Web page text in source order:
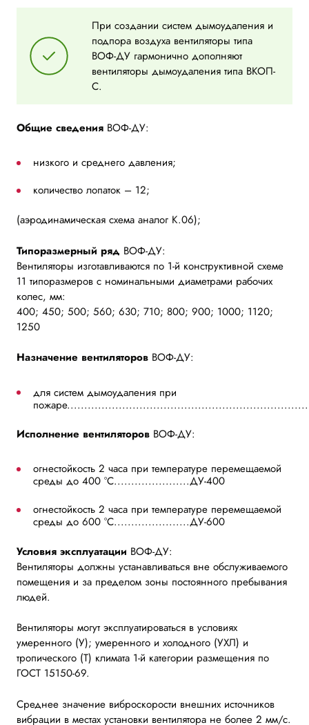
При создании систем дымоудаления и
подпора воздуха вентиляторы типа
ВОФ-ДУ гармонично дополняют
вентиляторы дымоудаления типа ВКОП-
С.
Общие сведения ВОФ-ДУ:
низкого и среднего давления;
количество лопаток – 12;
(аэродинамическая схема аналог К.06);
Типоразмерный ряд ВОФ-ДУ:
Вентиляторы изготавливаются по 1-й конструктивной схеме
11 типоразмеров с номинальными диаметрами рабочих
колес, мм:
400; 450; 500; 560; 630; 710; 800; 900; 1000; 1120;
1250
Назначение вентиляторов ВОФ-ДУ:
для систем дымоудаления при
Исполнение вентиляторов ВОФ-ДУ:
огнестойкость 2 часа при температуре перемещаемой
среды до 400 °С......................ДУ-400
огнестойкость 2 часа при температуре перемещаемой
среды до 600 °С......................ДУ-600
Условия эксплуатации ВОФ-ДУ:
Вентиляторы должны устанавливаться вне обслуживаемого
помещения и за пределом зоны постоянного пребывания
людей.
Вентиляторы могут эксплуатироваться в условиях
умеренного (У); умеренного и холодного (УХЛ) и
тропического (Т) климата 1-й категории размещения по
ГОСТ 15150-69.
Среднее значение виброскорости внешних источников
вибрации в местах установки вентилятора не более 2 мм/с.